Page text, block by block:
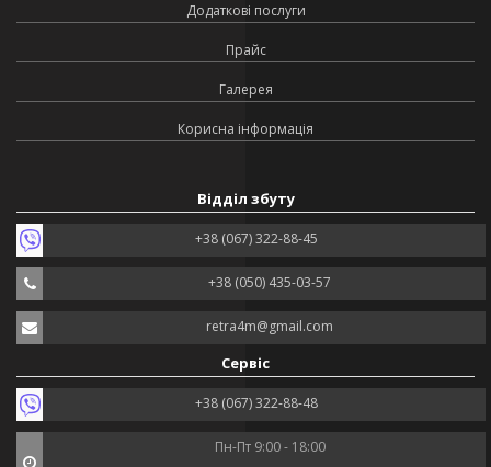
Додаткові послуги
Прайс
Галерея
Корисна інформація
Відділ збуту
+38 (067) 322-88-45
+38 (050) 435-03-57
retra4m@gmail.com
Сервіс
+38 (067) 322-88-48
Пн-Пт 9:00 - 18:00